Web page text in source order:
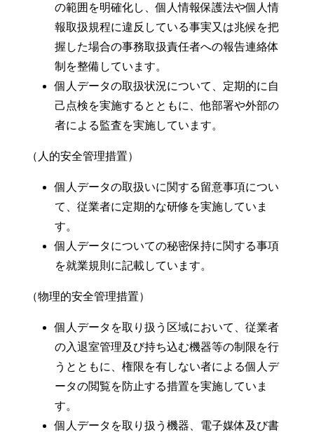
の範囲を明確化し、個人情報保護法や個人情
報取扱規程に違反している事実又は兆候を把
握した場合の事務取扱責任者への報告連絡体
制を整備しています。
個人データの取扱状況について、定期的に自
己点検を実施するとともに、他部署や外部の
者による監査を実施しています。
（人的安全管理措置）
個人データの取扱いに関する留意事項につい
て、従業者に定期的な研修を実施していま
す。
個人データについての秘密保持に関する事項
を就業規則に記載しています。
（物理的安全管理措置）
個人データを取り扱う区域において、従業者
の入退室管理及び持ち込む機器等の制限を行
うとともに、権限を有しない者による個人デ
ータの閲覧を防止する措置を実施していま
す。
個人データを取り扱う機器、電子媒体及び書